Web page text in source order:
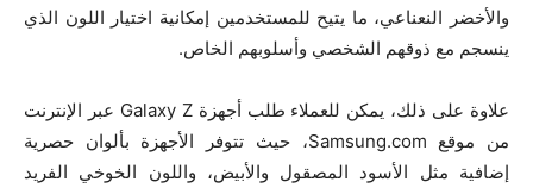
والأخضر النعناعي، ما يتيح للمستخدمين إمكانية اختيار اللون الذي
ينسجم مع ذوقهم الشخصي وأسلوبهم الخاص.
علاوة على ذلك، يمكن للعملاء طلب أجهزة Galaxy Z عبر الإنترنت
من موقع Samsung.com، حيث تتوفر الأجهزة بألوان حصرية
إضافية مثل الأسود المصقول والأبيض، واللون الخوخي الفريد